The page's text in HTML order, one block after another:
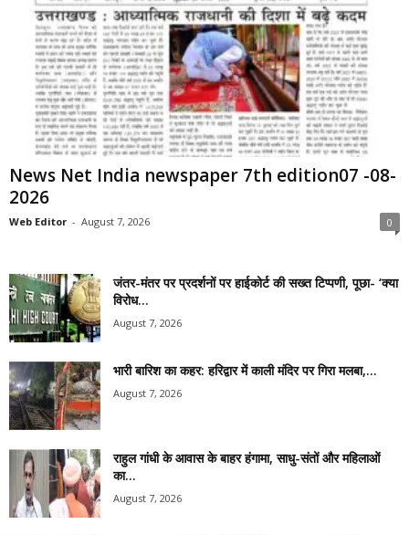
News Net India newspaper 7th edition07 -08-
2026
Web Editor - August 7, 2026 0
जंतर-मंतर पर प्रदर्शनों पर हाईकोर्ट की सख्त टिप्पणी, पूछा- ‘क्या
विरोध...
August 7, 2026
भारी बारिश का कहर: हरिद्वार में काली मंदिर पर गिरा मलबा,...
August 7, 2026
राहुल गांधी के आवास के बाहर हंगामा, साधु-संतों और महिलाओं
का...
August 7, 2026